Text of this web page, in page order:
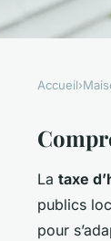
la
et
Accueil›
La taxe
publics
pour